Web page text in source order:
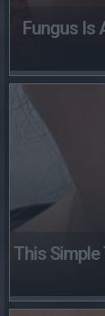
Fungus Is
This